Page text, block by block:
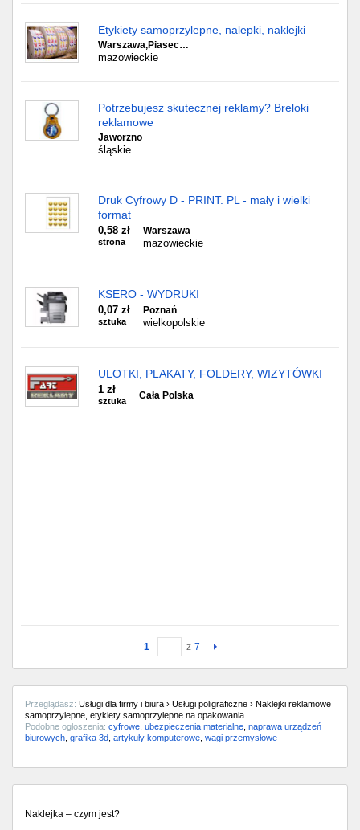
Etykiety samoprzylepne, nalepki, naklejki
Warszawa,Piasec…
mazowieckie
Potrzebujesz skutecznej reklamy? Breloki
reklamowe
Jaworzno
śląskie
Druk Cyfrowy D - PRINT. PL - mały i wielki
format
0,58 zł
strona
Warszawa
mazowieckie
KSERO - WYDRUKI
0,07 zł
sztuka
Poznań
wielkopolskie
ULOTKI, PLAKATY, FOLDERY, WIZYTÓWKI
1 zł
sztuka
Cała Polska
1 z 7
Przeglądasz: Usługi dla firmy i biura › Usługi poligraficzne › Naklejki reklamowe
samoprzylepne, etykiety samoprzylepne na opakowania
Podobne ogłoszenia: cyfrowe ubezpieczenia materialne naprawa urządzeń
biurowych grafika 3d artykuły komputerowe wagi przemysłowe
Naklejka – czym jest?